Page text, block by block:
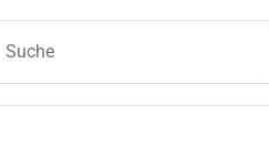
Suche